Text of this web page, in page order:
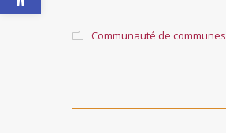
Communauté de communes